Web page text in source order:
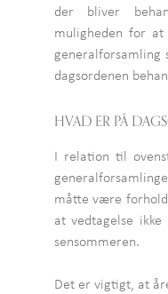
der bliver
muligheden for
dagsordenen
HVAD ER PÅ
I relation til
måtte være
at vedtagelse
sensommeren.
Det er vigtigt, at